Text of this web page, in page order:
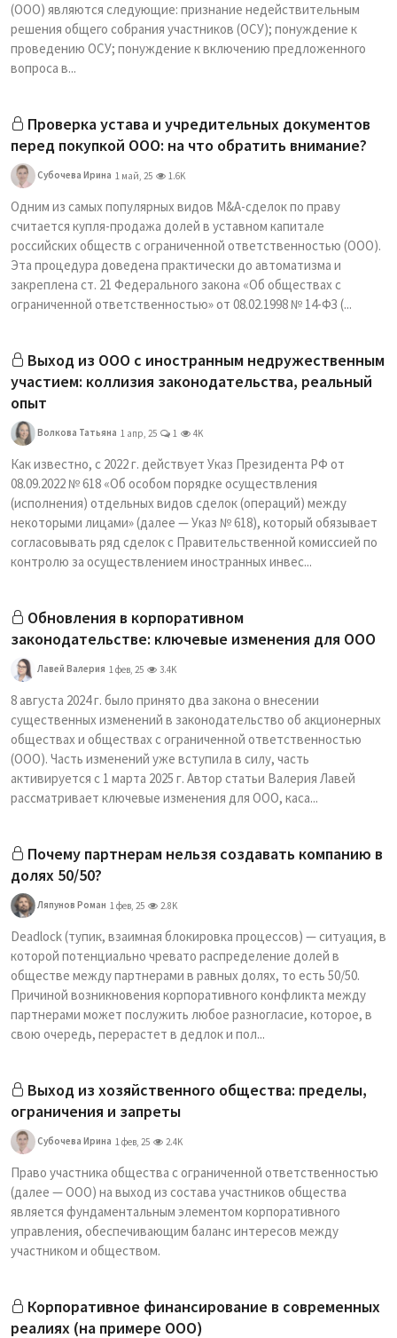
(ООО) являются следующие: признание недействительным
решения общего собрания участников (ОСУ); понуждение к
проведению ОСУ; понуждение к включению предложенного
вопроса в...
Проверка устава и учредительных документов
перед покупкой ООО: на что обратить внимание?
Субочева Ирина 1 май, 25 1.6K
Одним из самых популярных видов M&A-сделок по праву
считается купля-продажа долей в уставном капитале
российских обществ с ограниченной ответственностью (ООО).
Эта процедура доведена практически до автоматизма и
закреплена ст. 21 Федерального закона «Об обществах с
ограниченной ответственностью» от 08.02.1998 № 14-ФЗ (...
Выход из ООО с иностранным недружественным
участием: коллизия законодательства, реальный
опыт
Волкова Татьянa 1 апр, 25 1 4K
Как известно, с 2022 г. действует Указ Президента РФ от
08.09.2022 № 618 «Об особом порядке осуществления
(исполнения) отдельных видов сделок (операций) между
некоторыми лицами» (далее — Указ № 618), который обязывает
согласовывать ряд сделок с Правительственной комиссией по
контролю за осуществлением иностранных инвес...
Обновления в корпоративном
законодательстве: ключевые изменения для ООО
Лавей Валерия 1 фев, 25 3.4K
8 августа 2024 г. было принято два закона о внесении
существенных изменений в законодательство об акционерных
обществах и обществах с ограниченной ответственностью
(ООО). Часть изменений уже вступила в силу, часть
активируется с 1 марта 2025 г. Автор статьи Валерия Лавей
рассматривает ключевые изменения для ООО, каса...
Почему партнерам нельзя создавать компанию в
долях 50/50?
Ляпунов Роман 1 фев, 25 2.8K
Deadlock (тупик, взаимная блокировка процессов) — ситуация, в
которой потенциально чревато распределение долей в
обществе между партнерами в равных долях, то есть 50/50.
Причиной возникновения корпоративного конфликта между
партнерами может послужить любое разногласие, которое, в
свою очередь, перерастет в дедлок и пол...
Выход из хозяйственного общества: пределы,
ограничения и запреты
Субочева Ирина 1 фев, 25 2.4K
Право участника общества с ограниченной ответственностью
(далее — ООО) на выход из состава участников общества
является фундаментальным элементом корпоративного
управления, обеспечивающим баланс интересов между
участником и обществом.
Корпоративное финансирование в современных
реалиях (на примере ООО)